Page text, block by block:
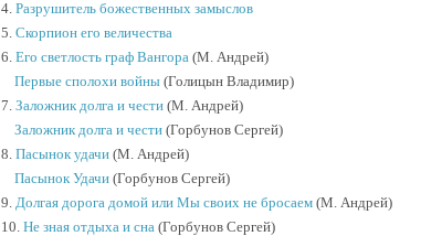
4. Разрушитель божественных замыслов
5. Скорпион его величества
6. Его светлость граф Вангора (М. Андрей)
Первые сполохи войны (Голицын Владимир)
7. Заложник долга и чести (М. Андрей)
Заложник долга и чести (Горбунов Сергей)
8. Пасынок удачи (М. Андрей)
Пасынок Удачи (Горбунов Сергей)
9. Долгая дорога домой или Мы своих не бросаем (М. Андрей)
10. Не зная отдыха и сна (Горбунов Сергей)